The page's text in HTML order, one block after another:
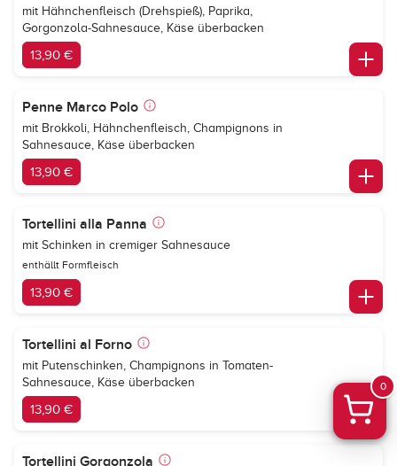
mit Hähnchenfleisch (Drehspieß), Paprika,
Gorgonzola-Sahnesauce, Käse überbacken
13,90 €
Penne Marco Polo
mit Brokkoli, Hähnchenfleisch, Champignons in
Sahnesauce, Käse überbacken
13,90 €
Tortellini alla Panna
mit Schinken in cremiger Sahnesauce
enthällt Formfleisch
13,90 €
Tortellini al Forno
mit Putenschinken, Champignons in Tomaten-
Sahnesauce, Käse überbacken
13,90 €
Tortellini Gorgonzola
0